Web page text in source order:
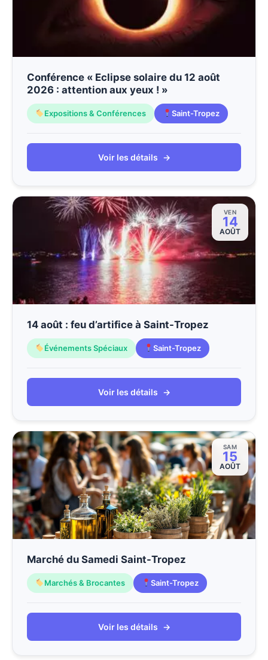
Conférence « Eclipse solaire du 12 août
2026 : attention aux yeux ! »
Expositions & Conférences Saint-Tropez
Voir les détails →
VEN
14
AOÛT
14 août : feu d’artifice à Saint-Tropez
Événements Spéciaux Saint-Tropez
Voir les détails →
SAM
15
AOÛT
Marché du Samedi Saint-Tropez
Marchés & Brocantes Saint-Tropez
Voir les détails →